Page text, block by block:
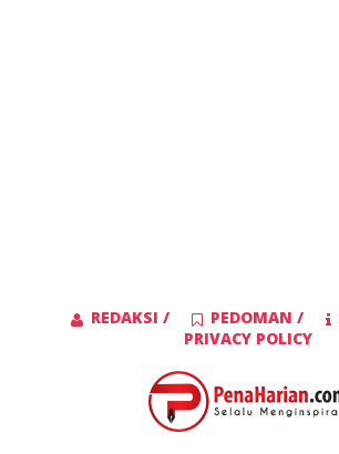
REDAKSI / PEDOMAN /
PRIVACY POLICY